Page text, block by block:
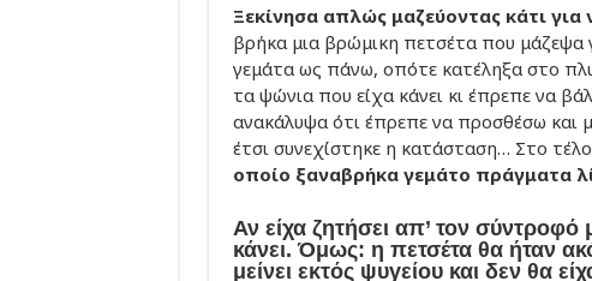
Ξεκίνησα απλώς μαζεύοντας κάτι
βρήκα μια βρώμικη πετσέτα που
γεμάτα ως πάνω, οπότε κατέληξα στο
τα ψώνια που είχα κάνει κι έπρεπε να
ανακάλυψα ότι έπρεπε να προσθέσω και
έτσι συνεχίστηκε η κατάσταση… Στο
οποίο ξαναβρήκα γεμάτο πράγματα
Αν είχα ζητήσει απ’ τον σύντροφό
κάνει. Όμως: η πετσέτα θα ήταν
μείνει εκτός ψυγείου και δεν θα